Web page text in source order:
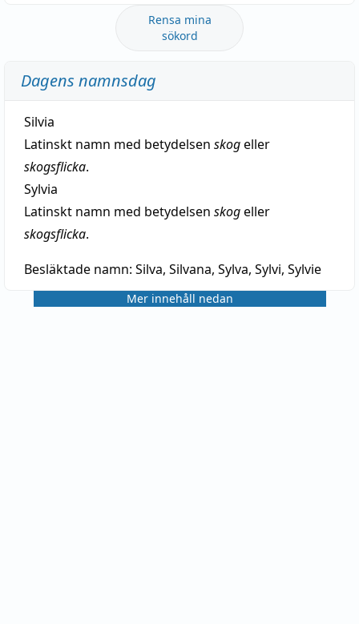
Rensa mina
sökord
Dagens namnsdag
Silvia
Latinskt namn med betydelsen skogeller
skogsflicka.
Sylvia
Latinskt namn med betydelsen skogeller
skogsflicka.
Besläktade namn: Silva, Silvana, Sylva, Sylvi, Sylvie
Mer innehåll nedan